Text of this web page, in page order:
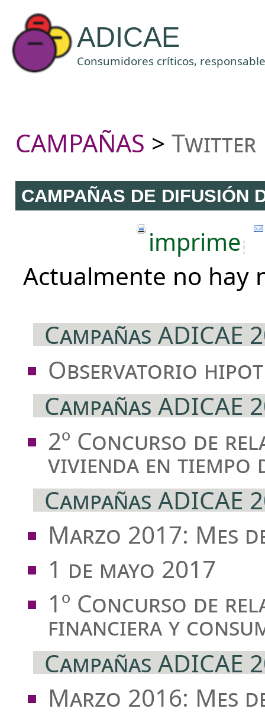
ADICAE
Consumidores críticos,
CAMPAÑAS > Twitter
CAMPAÑAS DE DIFUSIÓN
imprime
Actualmente no hay
Campañas ADICAE
Observatorio
Campañas ADICAE
2º Concurso de
vivienda en tiempo
Campañas ADICAE
Marzo 2017: Mes
1 de mayo 2017
1º Concurso de
financiera y
Campañas ADICAE
Marzo 2016: Mes